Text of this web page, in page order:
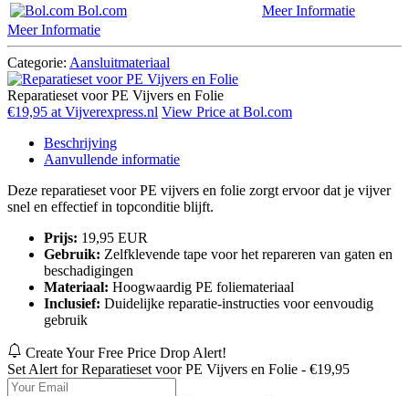
Bol.com
Meer Informatie
Meer Informatie
Categorie: Aansluitmateriaal
Reparatieset voor PE Vijvers en Folie
€19,95 at Vijverexpress.nl View Price at Bol.com
Beschrijving
Aanvullende informatie
Deze reparatieset voor PE vijvers en folie zorgt ervoor dat je vijver
snel en effectief in topconditie blijft.
Prijs: 19,95 EUR
Gebruik: Zelfklevende tape voor het repareren van gaten en
beschadigingen
Materiaal: Hoogwaardig PE foliemateriaal
Inclusief: Duidelijke reparatie-instructies voor eenvoudig
gebruik
Create Your Free Price Drop Alert!
Set Alert for Reparatieset voor PE Vijvers en Folie - €19,95